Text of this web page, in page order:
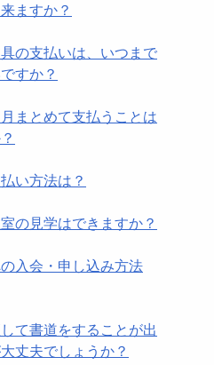
ますか？
の支払いは、いつまで
すか？
まとめて支払うことは
い方法は？
の見学はできますか？
入会・申し込み方法
て書道をすることが出
丈夫でしょうか？